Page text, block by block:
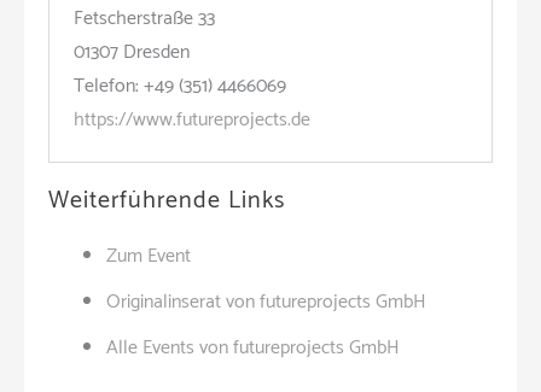
Fetscherstraße 33
01307 Dresden
Telefon: +49 (351) 4466069
https://www.futureprojects.de
Weiterführende Links
Zum Event
Originalinserat von futureprojects GmbH
Alle Events von futureprojects GmbH